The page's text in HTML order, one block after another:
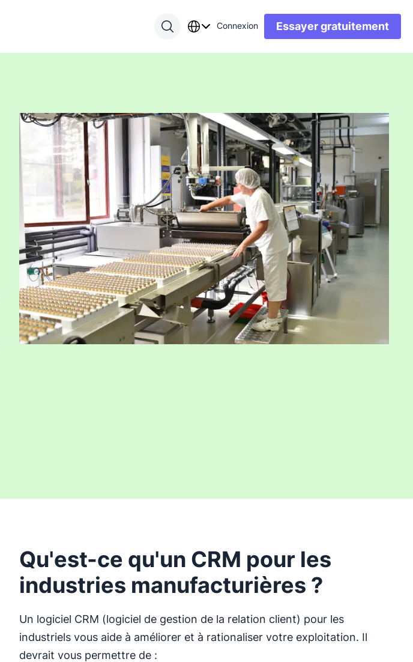
Connexion Essayer gratuitement
Qu'est-ce qu'un CRM pour les
industries manufacturières ?
Un logiciel CRM (logiciel de gestion de la relation client) pour les
industriels vous aide à améliorer et à rationaliser votre exploitation. Il
devrait vous permettre de :